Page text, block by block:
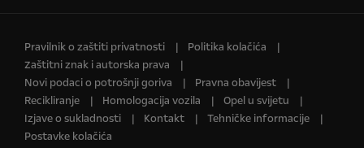
Pravilnik o zaštiti privatnosti
Politika kolačića
Zaštitni znak i autorska prava
Novi podaci o potrošnji goriva
Pravna obavijest
Recikliranje
Homologacija vozila
Opel u svijetu
Izjave o sukladnosti
Kontakt
Tehničke informacije
Postavke kolačića